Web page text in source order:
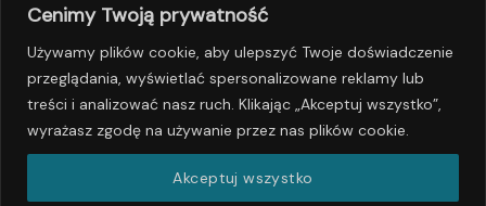
Cenimy Twoją prywatność
Używamy plików cookie, aby ulepszyć Twoje doświadczenie
przeglądania, wyświetlać spersonalizowane reklamy lub
treści i analizować nasz ruch. Klikając „Akceptuj wszystko”,
wyrażasz zgodę na używanie przez nas plików cookie.
Akceptuj wszystko
SOCIAL MEDIA